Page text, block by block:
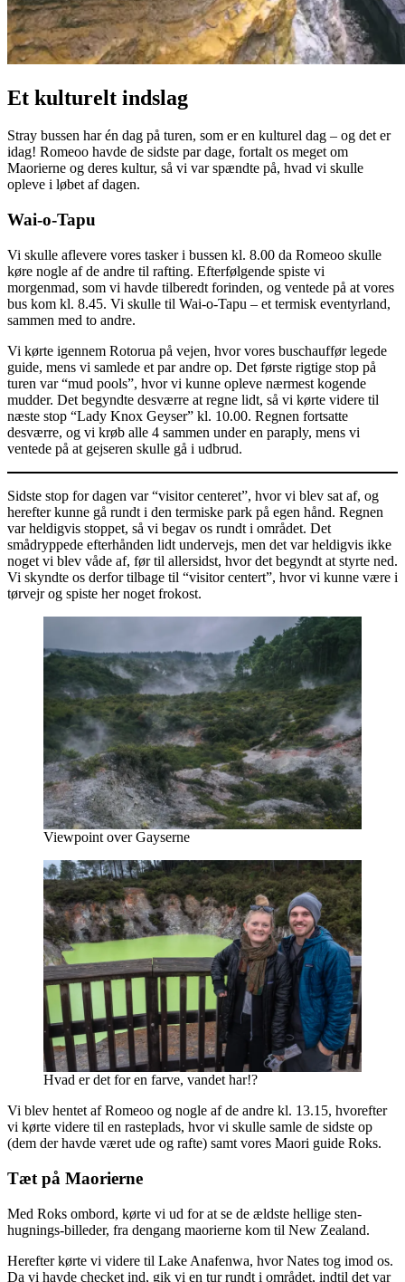
Et kulturelt indslag
Stray bussen har én dag på turen, som er en kulturel dag – og det er
idag! Romeoo havde de sidste par dage, fortalt os meget om
Maorierne og deres kultur, så vi var spændte på, hvad vi skulle
opleve i løbet af dagen.
Wai-o-Tapu
Vi skulle aflevere vores tasker i bussen kl. 8.00 da Romeoo skulle
køre nogle af de andre til rafting. Efterfølgende spiste vi
morgenmad, som vi havde tilberedt forinden, og ventede på at vores
bus kom kl. 8.45. Vi skulle til Wai-o-Tapu – et termisk eventyrland,
sammen med to andre.
Vi kørte igennem Rotorua på vejen, hvor vores buschauffør legede
guide, mens vi samlede et par andre op. Det første rigtige stop på
turen var “mud pools”, hvor vi kunne opleve nærmest kogende
mudder. Det begyndte desværre at regne lidt, så vi kørte videre til
næste stop “Lady Knox Geyser” kl. 10.00. Regnen fortsatte
desværre, og vi krøb alle 4 sammen under en paraply, mens vi
ventede på at gejseren skulle gå i udbrud.
Sidste stop for dagen var “visitor centeret”, hvor vi blev sat af, og
herefter kunne gå rundt i den termiske park på egen hånd. Regnen
var heldigvis stoppet, så vi begav os rundt i området. Det
smådryppede efterhånden lidt undervejs, men det var heldigvis ikke
noget vi blev våde af, før til allersidst, hvor det begyndt at styrte ned.
Vi skyndte os derfor tilbage til “visitor centert”, hvor vi kunne være i
tørvejr og spiste her noget frokost.
Viewpoint over Gayserne
Hvad er det for en farve, vandet har!?
Vi blev hentet af Romeoo og nogle af de andre kl. 13.15, hvorefter
vi kørte videre til en rasteplads, hvor vi skulle samle de sidste op
(dem der havde været ude og rafte) samt vores Maori guide Roks.
Tæt på Maorierne
Med Roks ombord, kørte vi ud for at se de ældste hellige sten-
hugnings-billeder, fra dengang maorierne kom til New Zealand.
Herefter kørte vi videre til Lake Anafenwa, hvor Nates tog imod os.
Da vi havde checket ind, gik vi en tur rundt i området, indtil det var